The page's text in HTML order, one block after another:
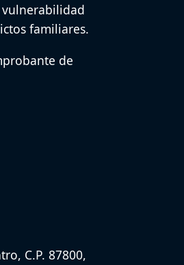
vulnerabilidad
familiares.
de
C.P. 87800,